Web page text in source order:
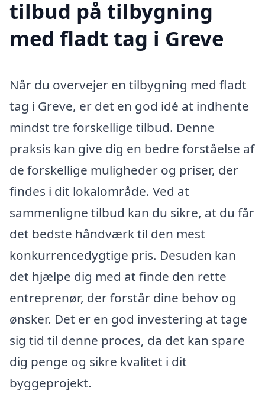
tilbud på tilbygning
med fladt tag i Greve
Når du overvejer en tilbygning med fladt
tag i Greve, er det en god idé at indhente
mindst tre forskellige tilbud. Denne
praksis kan give dig en bedre forståelse af
de forskellige muligheder og priser, der
findes i dit lokalområde. Ved at
sammenligne tilbud kan du sikre, at du får
det bedste håndværk til den mest
konkurrencedygtige pris. Desuden kan
det hjælpe dig med at finde den rette
entreprenør, der forstår dine behov og
ønsker. Det er en god investering at tage
sig tid til denne proces, da det kan spare
dig penge og sikre kvalitet i dit
byggeprojekt.